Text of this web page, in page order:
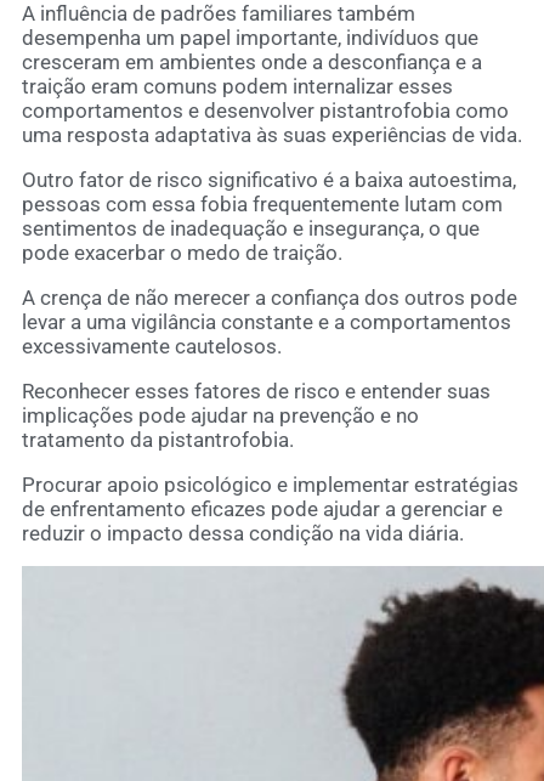
A influência de padrões familiares também
desempenha um papel importante, indivíduos que
cresceram em ambientes onde a desconfiança e a
traição eram comuns podem internalizar esses
comportamentos e desenvolver pistantrofobia como
uma resposta adaptativa às suas experiências de vida.
Outro fator de risco significativo é a baixa autoestima,
pessoas com essa fobia frequentemente lutam com
sentimentos de inadequação e insegurança, o que
pode exacerbar o medo de traição.
A crença de não merecer a confiança dos outros pode
levar a uma vigilância constante e a comportamentos
excessivamente cautelosos.
Reconhecer esses fatores de risco e entender suas
implicações pode ajudar na prevenção e no
tratamento da pistantrofobia.
Procurar apoio psicológico e implementar estratégias
de enfrentamento eficazes pode ajudar a gerenciar e
reduzir o impacto dessa condição na vida diária.